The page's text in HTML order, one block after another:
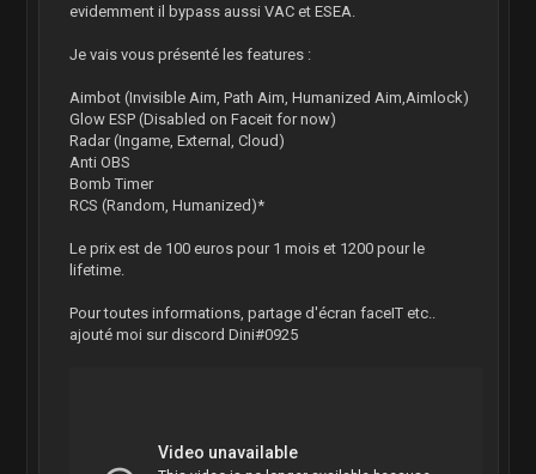
evidemment il bypass aussi VAC et ESEA.
Je vais vous présenté les features :
Aimbot (Invisible Aim, Path Aim, Humanized Aim,Aimlock)
Glow ESP (Disabled on Faceit for now)
Radar (Ingame, External, Cloud)
Anti OBS
Bomb Timer
RCS (Random, Humanized)*
Le prix est de 100 euros pour 1 mois et 1200 pour le
lifetime.
Pour toutes informations, partage d'écran faceIT etc..
ajouté moi sur discord Dini#0925